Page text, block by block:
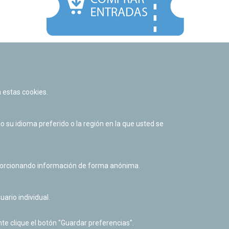
Política de cookies
Derecho de acceso a información pública
cookies.
su idioma preferido o la región en la que usted se
información de forma anónima.
individual.
clique el botón "Guardar preferencias".